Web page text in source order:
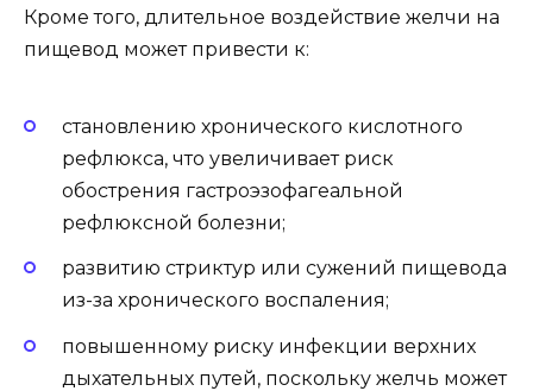
Кроме того, длительное воздействие желчи на
пищевод может привести к:
становлению хронического кислотного
рефлюкса, что увеличивает риск
обострения гастроэзофагеальной
рефлюксной болезни;
развитию стриктур или сужений пищевода
из-за хронического воспаления;
повышенному риску инфекции верхних
дыхательных путей, поскольку желчь может